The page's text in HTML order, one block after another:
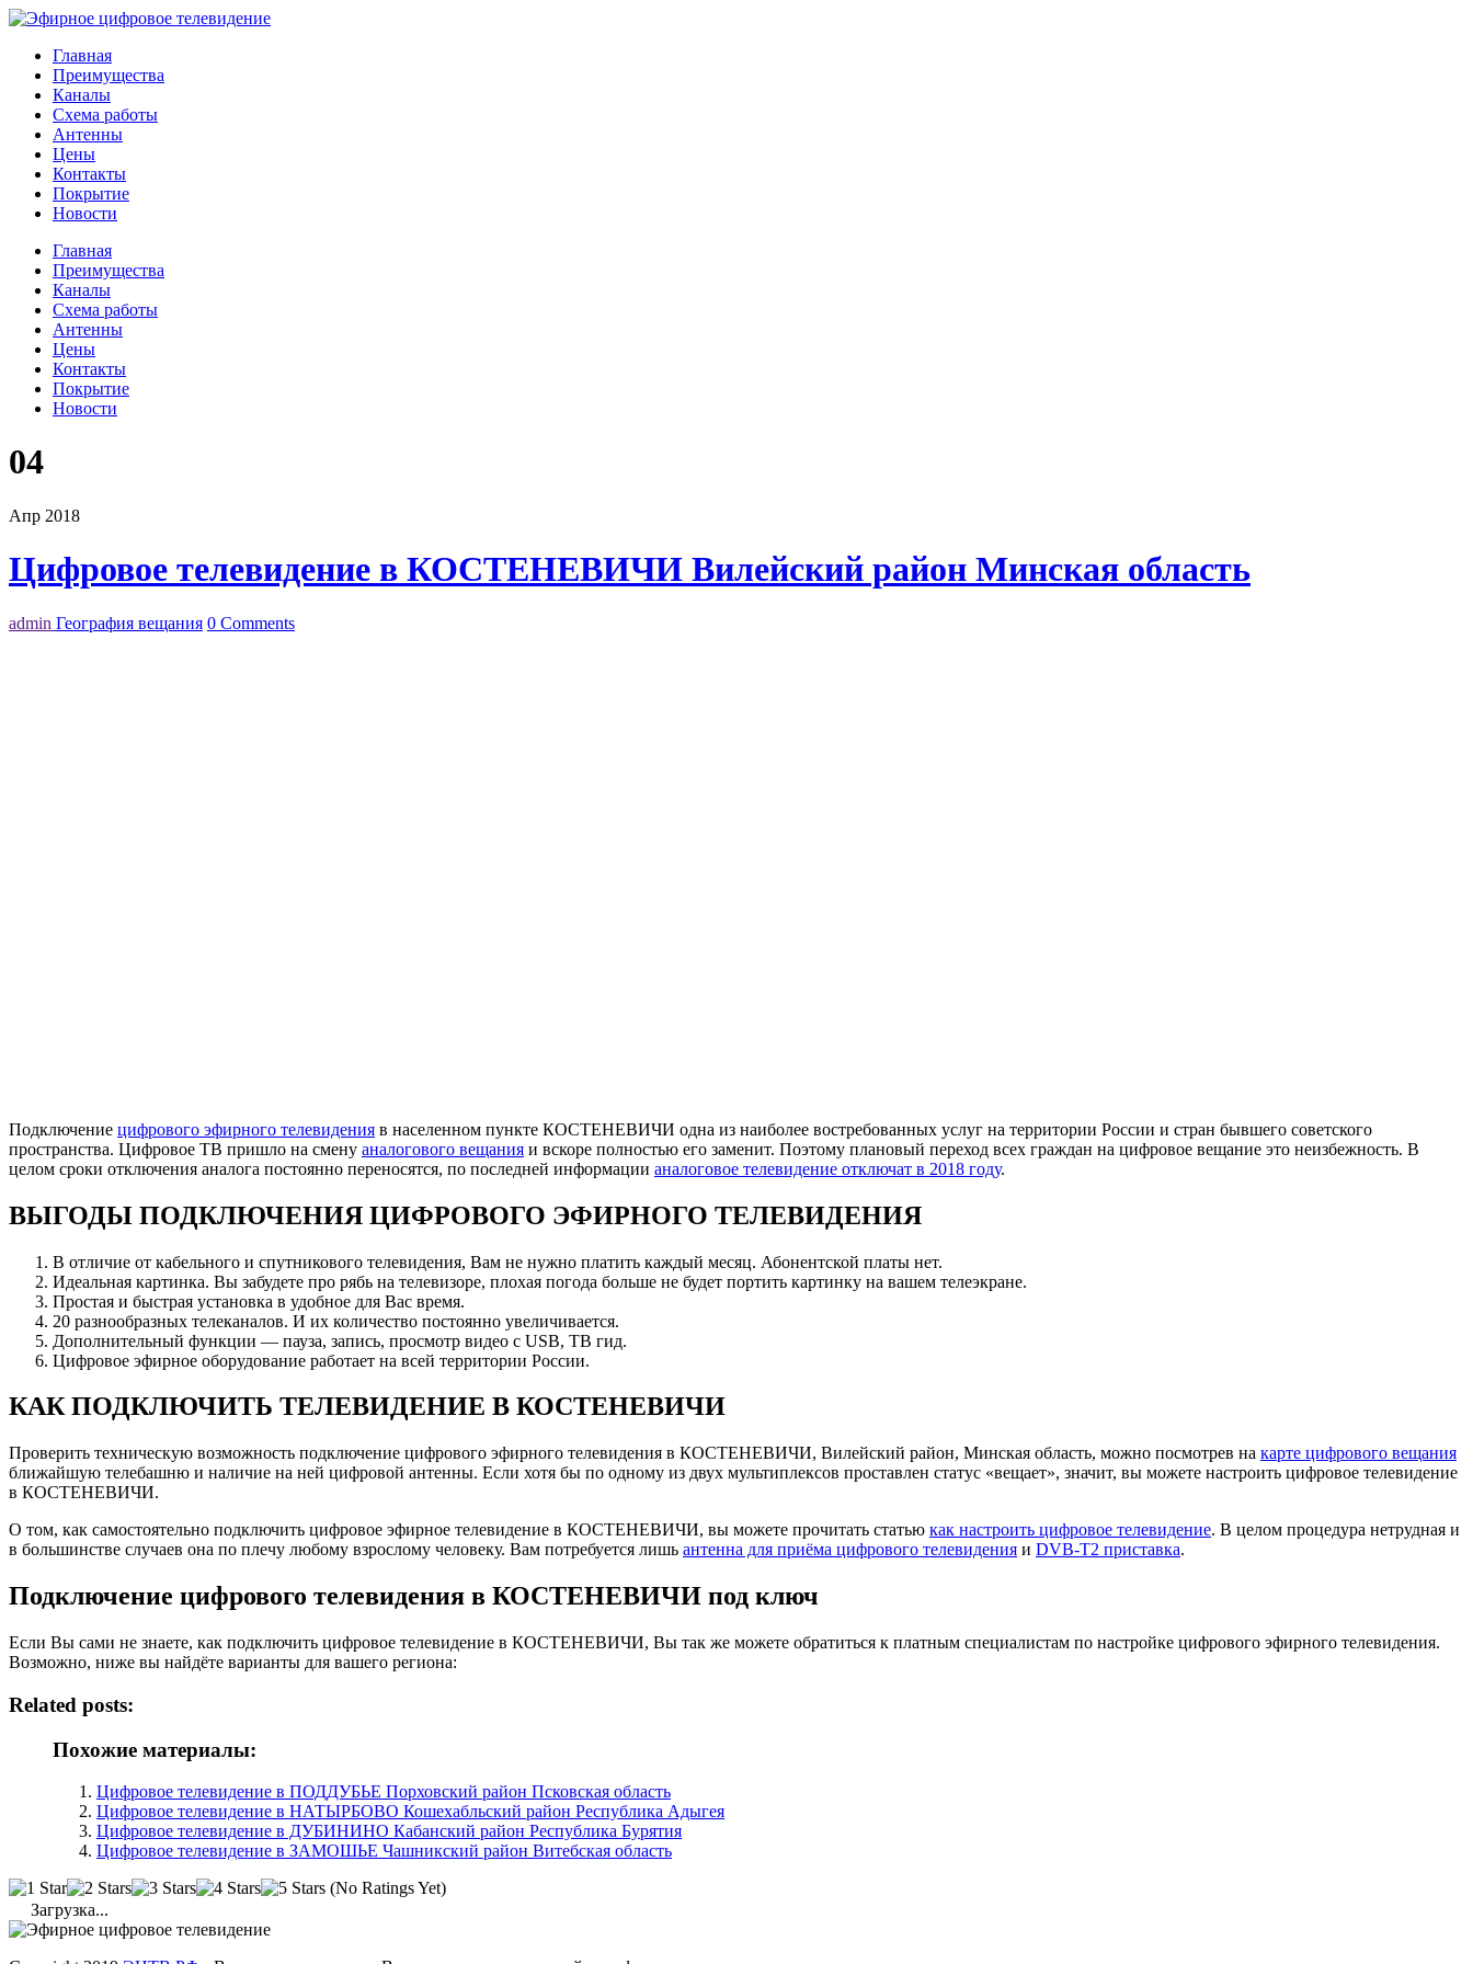
Главная
Преимущества
Каналы
Схема работы
Антенны
Цены
Контакты
Покрытие
Новости
Главная
Преимущества
Каналы
Схема работы
Антенны
Цены
Контакты
Покрытие
Новости
04
Апр 2018
Цифровое телевидение в КОСТЕНЕВИЧИ Вилейский район Минская область
admin География вещания 0 Comments
Подключение цифрового эфирного телевидения в населенном пункте КОСТЕНЕВИЧИ одна из наиболее востребованных услуг на территории России и стран бывшего советского
пространства. Цифровое ТВ пришло на смену аналогового вещания и вскоре полностью его заменит. Поэтому плановый переход всех граждан на цифровое вещание это неизбежность. В
целом сроки отключения аналога постоянно переносятся, по последней информации аналоговое телевидение отключат в 2018 году.
ВЫГОДЫ ПОДКЛЮЧЕНИЯ ЦИФРОВОГО ЭФИРНОГО ТЕЛЕВИДЕНИЯ
В отличие от кабельного и спутникового телевидения, Вам не нужно платить каждый месяц. Абонентской платы нет.
Идеальная картинка. Вы забудете про рябь на телевизоре, плохая погода больше не будет портить картинку на вашем телеэкране.
Простая и быстрая установка в удобное для Вас время.
20 разнообразных телеканалов. И их количество постоянно увеличивается.
Дополнительный функции — пауза, запись, просмотр видео с USB, ТВ гид.
Цифровое эфирное оборудование работает на всей территории России.
КАК ПОДКЛЮЧИТЬ ТЕЛЕВИДЕНИЕ В КОСТЕНЕВИЧИ
Проверить техническую возможность подключение цифрового эфирного телевидения в КОСТЕНЕВИЧИ, Вилейский район, Минская область, можно посмотрев на карте цифрового вещания
ближайшую телебашню и наличие на ней цифровой антенны. Если хотя бы по одному из двух мультиплексов проставлен статус «вещает», значит, вы можете настроить цифровое телевидение
в КОСТЕНЕВИЧИ.
О том, как самостоятельно подключить цифровое эфирное телевидение в КОСТЕНЕВИЧИ, вы можете прочитать статью как настроить цифровое телевидение. В целом процедура нетрудная и
в большинстве случаев она по плечу любому взрослому человеку. Вам потребуется лишь антенна для приёма цифрового телевидения и DVB-T2 приставка.
Подключение цифрового телевидения в КОСТЕНЕВИЧИ под ключ
Если Вы сами не знаете, как подключить цифровое телевидение в КОСТЕНЕВИЧИ, Вы так же можете обратиться к платным специалистам по настройке цифрового эфирного телевидения.
Возможно, ниже вы найдёте варианты для вашего региона:
Related posts:
Похожие материалы:
Цифровое телевидение в ПОДДУБЬЕ Порховский район Псковская область
Цифровое телевидение в НАТЫРБОВО Кошехабльский район Республика Адыгея
Цифровое телевидение в ДУБИНИНО Кабанский район Республика Бурятия
Цифровое телевидение в ЗАМОШЬЕ Чашникский район Витебская область
(No Ratings Yet)
Загрузка...